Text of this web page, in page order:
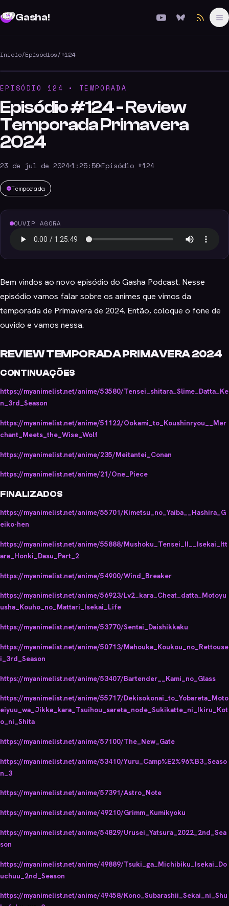
Gasha!
Início/Episódios/#124
#124
EPISÓDIO 124 • TEMPORADA
Episódio #124 - Review
Temporada Primavera
2024
23 de jul de 2024 1:25:50 Episódio #124
Temporada
OUVIR AGORA
Bem vindos ao novo episódio do Gasha Podcast. Nesse
episódio vamos falar sobre os animes que vimos da
temporada de Primavera de 2024. Então, coloque o fone de
ouvido e vamos nessa.
REVIEW TEMPORADA PRIMAVERA 2024
CONTINUAÇÕES
https://myanimelist.net/anime/53580/Tensei_shitara_Slime_Datta_Ke
n_3rd_Season
https://myanimelist.net/anime/51122/Ookami_to_Koushinryou__Mer
chant_Meets_the_Wise_Wolf
https://myanimelist.net/anime/235/Meitantei_Conan
https://myanimelist.net/anime/21/One_Piece
FINALIZADOS
https://myanimelist.net/anime/55701/Kimetsu_no_Yaiba__Hashira_G
eiko-hen
https://myanimelist.net/anime/55888/Mushoku_Tensei_II__Isekai_Itt
ara_Honki_Dasu_Part_2
https://myanimelist.net/anime/54900/Wind_Breaker
https://myanimelist.net/anime/56923/Lv2_kara_Cheat_datta_Motoyu
usha_Kouho_no_Mattari_Isekai_Life
https://myanimelist.net/anime/53770/Sentai_Daishikkaku
https://myanimelist.net/anime/50713/Mahouka_Koukou_no_Rettouse
i_3rd_Season
https://myanimelist.net/anime/53407/Bartender__Kami_no_Glass
https://myanimelist.net/anime/55717/Dekisokonai_to_Yobareta_Moto
eiyuu_wa_Jikka_kara_Tsuihou_sareta_node_Sukikatte_ni_Ikiru_Kot
o_ni_Shita
https://myanimelist.net/anime/57100/The_New_Gate
https://myanimelist.net/anime/53410/Yuru_Camp%E2%96%B3_Seaso
n_3
https://myanimelist.net/anime/57391/Astro_Note
https://myanimelist.net/anime/49210/Grimm_Kumikyoku
https://myanimelist.net/anime/54829/Urusei_Yatsura_2022_2nd_Sea
son
https://myanimelist.net/anime/49889/Tsuki_ga_Michibiku_Isekai_Do
uchuu_2nd_Season
https://myanimelist.net/anime/49458/Kono_Subarashii_Sekai_ni_Shu